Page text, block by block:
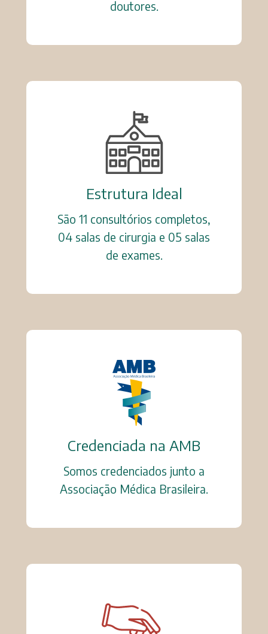
doutores.
Estrutura Ideal
São 11 consultórios completos,
04 salas de cirurgia e 05 salas
de exames.
Credenciada na AMB
Somos credenciados junto a
Associação Médica Brasileira.